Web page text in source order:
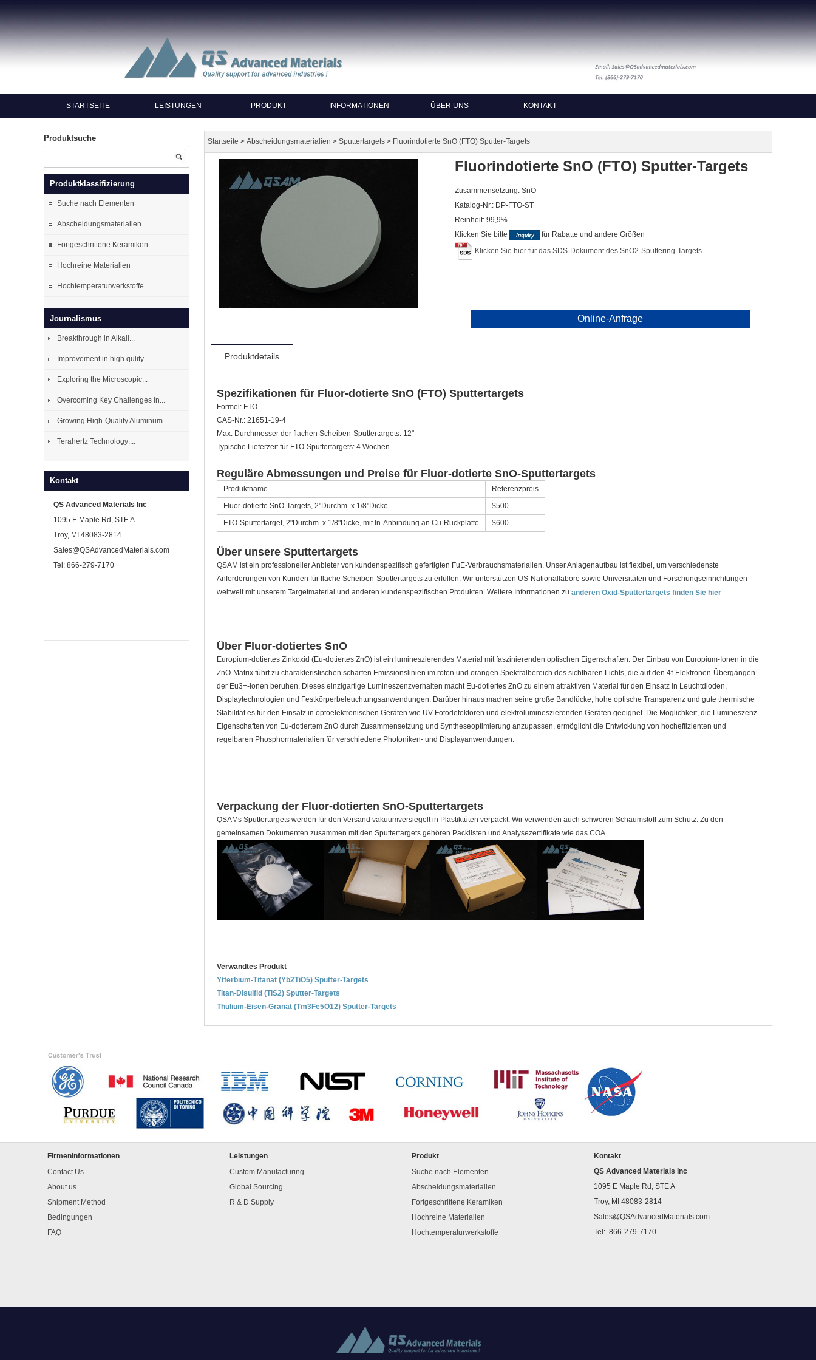
STARTSEITE LEISTUNGEN PRODUKT INFORMATIONEN ÜBER UNS KONTAKT
Produktsuche
Produktklassifizierung
Suche nach Elementen
Abscheidungsmaterialien
Fortgeschrittene Keramiken
Hochreine Materialien
Hochtemperaturwerkstoffe
Journalismus
Breakthrough in Alkali...
Improvement in high qulity...
Exploring the Microscopic...
Overcoming Key Challenges in...
Growing High-Quality Aluminum...
Terahertz Technology:...
Kontakt
QS Advanced Materials Inc
1095 E Maple Rd, STE A
Troy, MI 48083-2814
Sales@QSAdvancedMaterials.com
Tel: 866-279-7170
Startseite > Abscheidungsmaterialien > Sputtertargets > Fluorindotierte SnO (FTO) Sputter-Targets
Fluorindotierte SnO (FTO) Sputter-Targets
Zusammensetzung: SnO
Katalog-Nr.: DP-FTO-ST
Reinheit: 99,9%
Klicken Sie bitte
für Rabatte und andere Größen
Klicken Sie hier für das SDS-Dokument des SnO2-Sputtering-Targets
Online-Anfrage
Produktdetails
Spezifikationen für Fluor-dotierte SnO (FTO) Sputtertargets
Formel: FTO
CAS-Nr.: 21651-19-4
Max. Durchmesser der flachen Scheiben-Sputtertargets: 12"
Typische Lieferzeit für FTO-Sputtertargets: 4 Wochen
Reguläre Abmessungen und Preise für Fluor-dotierte SnO-Sputtertargets
Produktname
Referenzpreis
Fluor-dotierte SnO-Targets, 2"Durchm. x 1/8"Dicke
$500
FTO-Sputtertarget, 2"Durchm. x 1/8"Dicke, mit In-Anbindung an Cu-Rückplatte
$600
Über unsere Sputtertargets
QSAM ist ein professioneller Anbieter von kundenspezifisch gefertigten FuE-Verbrauchsmaterialien. Unser Anlagenaufbau ist flexibel, um verschiedenste
Anforderungen von Kunden für flache Scheiben-Sputtertargets zu erfüllen. Wir unterstützen US-Nationallabore sowie Universitäten und Forschungseinrichtungen
weltweit mit unserem Targetmaterial und anderen kundenspezifischen Produkten. Weitere Informationen zu anderen Oxid-Sputtertargets finden Sie hier
Über Fluor-dotiertes SnO
Europium-dotiertes Zinkoxid (Eu-dotiertes ZnO) ist ein lumineszierendes Material mit faszinierenden optischen Eigenschaften. Der Einbau von Europium-Ionen in die
ZnO-Matrix führt zu charakteristischen scharfen Emissionslinien im roten und orangen Spektralbereich des sichtbaren Lichts, die auf den 4f-Elektronen-Übergängen
der Eu3+-Ionen beruhen. Dieses einzigartige Lumineszenzverhalten macht Eu-dotiertes ZnO zu einem attraktiven Material für den Einsatz in Leuchtdioden,
Displaytechnologien und Festkörperbeleuchtungsanwendungen. Darüber hinaus machen seine große Bandlücke, hohe optische Transparenz und gute thermische
Stabilität es für den Einsatz in optoelektronischen Geräten wie UV-Fotodetektoren und elektrolumineszierenden Geräten geeignet. Die Möglichkeit, die Lumineszenz-
Eigenschaften von Eu-dotiertem ZnO durch Zusammensetzung und Syntheseoptimierung anzupassen, ermöglicht die Entwicklung von hocheffizienten und
regelbaren Phosphormaterialien für verschiedene Photoniken- und Displayanwendungen.
Verpackung der Fluor-dotierten SnO-Sputtertargets
QSAMs Sputtertargets werden für den Versand vakuumversiegelt in Plastiktüten verpackt. Wir verwenden auch schweren Schaumstoff zum Schutz. Zu den
gemeinsamen Dokumenten zusammen mit den Sputtertargets gehören Packlisten und Analysezertifikate wie das COA.
Verwandtes Produkt
Ytterbium-Titanat (Yb2TiO5) Sputter-Targets
Titan-Disulfid (TiS2) Sputter-Targets
Thulium-Eisen-Granat (Tm3Fe5O12) Sputter-Targets
Firmeninformationen
Contact Us
About us
Shipment Method
Bedingungen
FAQ
Leistungen
Custom Manufacturing
Global Sourcing
R & D Supply
Produkt
Suche nach Elementen
Abscheidungsmaterialien
Fortgeschrittene Keramiken
Hochreine Materialien
Hochtemperaturwerkstoffe
Kontakt
QS Advanced Materials Inc
1095 E Maple Rd, STE A
Troy, MI 48083-2814
Sales@QSAdvancedMaterials.com
Tel: 866-279-7170